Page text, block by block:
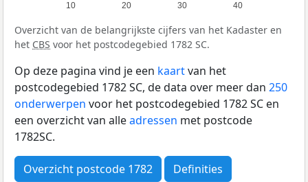
10 20 30 40
Overzicht van de belangrijkste cijfers van het Kadaster en
het CBS voor het postcodegebied 1782 SC.
Op deze pagina vind je een kaartvan het
postcodegebied 1782 SC, de data over meer dan 250
onderwerpen voor het postcodegebied 1782 SC en
een overzicht van alleadressen met postcode
1782SC.
Overzicht postcode 1782 Definities